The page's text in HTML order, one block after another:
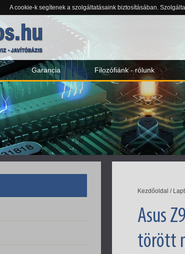
A cookie-k segítenek a szolgáltatásaink biztosításában.
Garancia Filozófiánk - rólunk
Kezdőoldal /
Asus
törött